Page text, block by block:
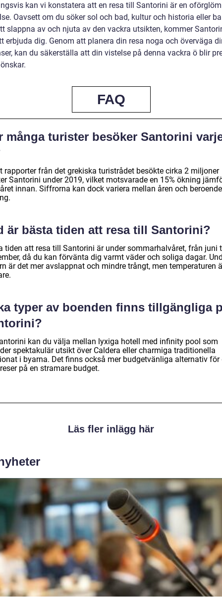
kan vi konstatera att en resa till Santorini är en
Oavsett om du söker sol och bad, kultur och historia eller
slappna av och njuta av den vackra utsikten, kommer
erbjuda dig. Genom att planera din resa noga och överväga
kan du säkerställa att din vistelse på denna vackra ö blir
FAQ
många turister besöker Santorini
rapporter från det grekiska turistrådet besökte cirka 2 miljoner
Santorini under 2019, vilket motsvarade en 15% ökning
innan. Siffrorna kan dock variera mellan åren och
är bästa tiden att resa till Santorini?
tiden att resa till Santorini är under sommarhalvåret, från juni
då du kan förvänta dig varmt väder och soliga dagar.
är det mer avslappnat och mindre trångt, men temperaturen
typer av boenden finns tillgängliga
kan du välja mellan lyxiga hotell med infinity pool som
spektakulär utsikt över Caldera eller charmiga traditionella
i byarna. Det finns också mer budgetvänliga alternativ för
på en stramare budget.
Läs fler inlägg här